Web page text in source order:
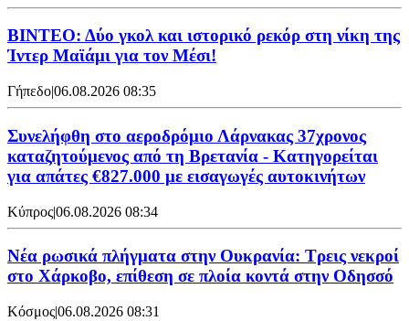
ΒΙΝΤΕΟ: Δύο γκολ και ιστορικό ρεκόρ στη νίκη της
Ίντερ Μαϊάμι για τον Μέσι!
Γήπεδο|06.08.2026 08:35
Συνελήφθη στο αεροδρόμιο Λάρνακας 37χρονος
καταζητούμενος από τη Βρετανία - Κατηγορείται
για απάτες €827.000 με εισαγωγές αυτοκινήτων
Κύπρος|06.08.2026 08:34
Νέα ρωσικά πλήγματα στην Ουκρανία: Τρεις νεκροί
στο Χάρκοβο, επίθεση σε πλοία κοντά στην Οδησσό
Κόσμος|06.08.2026 08:31